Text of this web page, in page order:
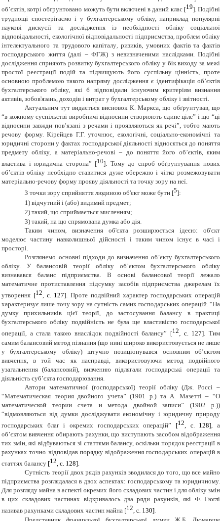
об’єктів, котрі обґрунтовано можуть бути включені в даний клас [19]. Подібні
труднощі спостерігаємо і у бухгалтерському обліку, наприклад популярні
наукові дискусії та дослідження із необхідності обліку соціальної
відповідальності екологічної відповідальності підприємства ,проблем обліку
інтелектуального та трудового капіталу ризиків, умовних фактів та фактів
господарського життя (далі – ФГЖ) з невизначеними наслідками. Подібні
дослідження сприяють розвитку бухгалтерського обліку у бік виходу за межі
простої реєстрації подій та підвищують його суспільну цінність, проте
основною проблемою такого напряму дослідження є ідентифікація об’єктів
бухгалтерського обліку, які б відповідали існуючим критеріям визнання
активів, зобов'язань, доходів і витрат у бухгалтерському обліку і звітності.
Актуальним тут видається висновок К. Маркса, що обґрунтував, що
“в кожному суспільстві виробничі відносини створюють єдине ціле” і що “ці
відносини завжди пов’язані з речами і проявляються як речі”, тобто мають
речову форму. Кірейцев Г.Г. уточнює, екологічні, соціально-економічні та
юридичні сторони у фактах господарської діяльності відносяться до поняття
предмету обліку, а матеріально-речові – до поняття його об’єктів, яким
властива і юридична сторона” [10]. Тому до спроб обґрунтування нових
об’єктів обліку необхідно ставитися дуже обережно і чітко розмежовувати
матеріально-речову форму прояву діяльності та точку зору на неї.
З точки зору сприйняття людиною об'єкт може бути [5]:
1) відчутний і (або) видимий предмет;
2) такий, що сприймається мисленням;
3) такий, на що спрямована думка або дія.
Таким чином, визначення об'єкта розширюється ідеєю: об'єкт
моделює частину навколишньої дійсності і таким чином існує в часі і
просторі.
Розглянемо основні підходи до визначення об’єкту бухгалтерського
обліку. У балансовій теорії обліку об’єктом
бухгалтерського обліку
визнавався баланс підприємства. В основі балансової теорії лежало
математичне протиставлення підсумку засобів підприємства джерелам їх
утворення [12, с. 127]. Проте подвійний характер господарських операцій
характеризує лише точу зору на сутність самих господарських операцій. “На
думку прихильників цієї теорії, до застосування балансу в практиці
бухгалтерського обліку подвійність не була ще властивістю господарської
операції, а стала такою внаслідок подвійності балансу” [12, с. 127]. Тим
самим балансовий метод пізнання (що нині широко використовується не лише
у бухгалтерському обліку) штучно позиціонувався основним об’єктом
вивчення, в той час як насправді, використовуючи метод подвійного
узагальнення (балансовий), вивченню підлягали господарські операції та
діяльність суб’єкта господарювання.
Автори математичної (господарської) теорії обліку (Дж. Россі –
“Математическая теория двойного учета” (1901 р.) та А. Мазетті – “О
математической теории счета и метода двойной записи” (1902 р.))
“відмовляються від думки досліджувати економічну і юридичну природу
господарських благ і окремих господарських операцій” [12, с. 128], а
об’єктом вивчення обирають рахунки, що виступають засобом відображення
тих змін, які відбуваються зі статтями балансу, оскільки порядок реєстрації в
рахунках точно відповідав порядку відображення господарських операцій в
статтях балансу [12, с. 128].
Сутність теорії двох рядів рахунків зводилася до того, що все майно
підприємства розглядалася в двох аспектах: господарському та юридичному.
Для розгляду майна в аспекті окремих його складових частин і для обліку змін
в цих складових частинах відкривалось два ряди рахунків, які Ф. Гюглі
називав рахунками складових частин майна [12, с. 130].